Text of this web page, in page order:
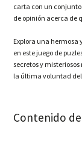
carta con un
de opinión acerca de
Explora una hermosa
en este juego de
secretos y
la última voluntad
Contenido